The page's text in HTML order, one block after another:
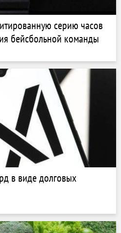
серию часов
бейсбольной команды
в виде долговых